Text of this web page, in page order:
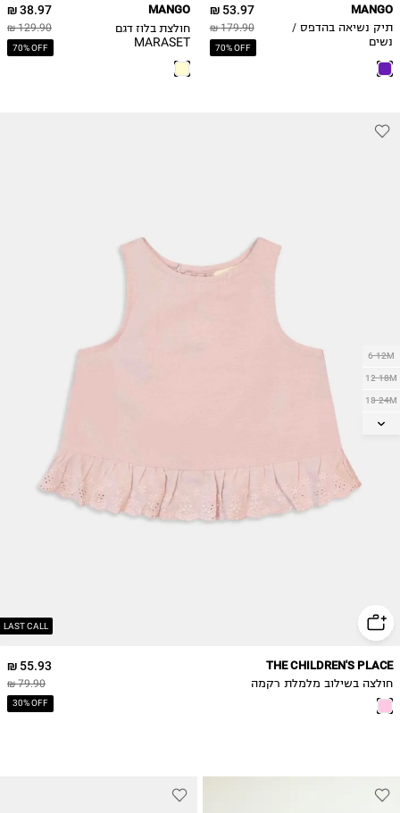
53.97 ₪
179.90 ₪
70% OFF
MANGO
תיק נשיאה בהדפס /
נשים
38.97 ₪
129.90 ₪
70% OFF
MANGO
חולצת בלוז דגם
MARASET
LAST CALL
6-12M
12-18M
18-24M
2Y
55.93 ₪
79.90 ₪
30% OFF
THE CHILDREN'S PLACE
חולצה בשילוב מלמלת רקמה